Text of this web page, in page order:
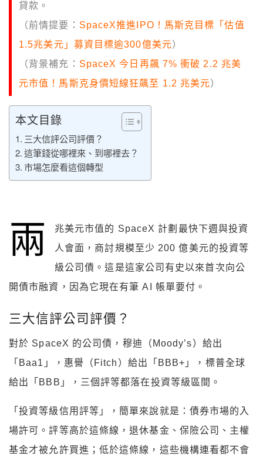
貸款。
（前情提要： SpaceX推進IPO！馬斯克目標「估值
1.5兆美元」募資目標逾300億美元）
（背景補充： SpaceX 今日再飆 7% 衝破 2.2 兆美
元市值！馬斯克身價短線狂飆至 1.2 兆美元）
本文目錄
三大信評公司評價？
這筆錢從哪裡來、到哪裡去？
市場怎麼看這個轉型
兩
兆美元市值的 SpaceX 計劃最快下週與投資
人會面，商討規模至少 200 億美元的投資等
級公司債。這是這家公司有史以來首次向公
開債市融資，因為它現在有筆 AI 帳單要付。
三大信評公司評價？
對於 SpaceX 的公司債，穆迪（Moody’s）給出
「Baa1」，惠譽（Fitch）給出「BBB+」，標普全球
給出「BBB」，三個評等都落在投資等級區間。
「投資等級信用評等」，簡單來說就是：債券市場的入
場許可。評等高於這條線，退休基金、保險公司、主權
基金才被允許買進；低於這條線，這些機構連看都不會